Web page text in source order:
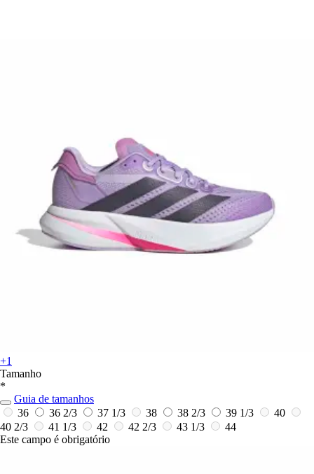
+1
Tamanho
*
Guia de tamanhos
36
36 2/3 37 1/3 38 38 2/3 39 1/3
40
40 2/3
41 1/3 42 42 2/3 43 1/3
44
Este campo é obrigatório